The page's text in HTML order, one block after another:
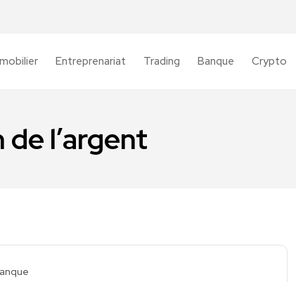
Entreprenariat Trading Banque Crypto
l’argent